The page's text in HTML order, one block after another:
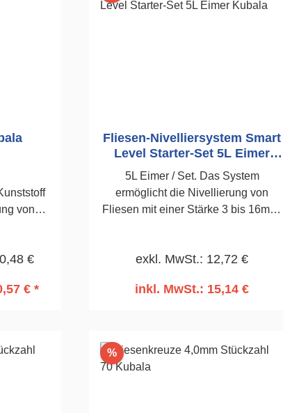
von
€
€ *
Fliesen-Nivelliersystem Smart
Level Starter-Set 5L Eimer
Kubala
5L Eimer / Set. Das System
ermöglicht die Nivellierung von
Fliesen mit einer Stärke 3 bis 16mm.
1895Clips 1 mm 100 Stück Nr. 1892
exkl. MwSt.: 12,72 €
inkl. MwSt.: 15,14 €
%Rabatt